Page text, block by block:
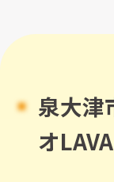
泉大津
オ